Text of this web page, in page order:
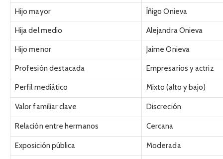
Hijo mayor
Íñigo Onieva
Hija del medio
Alejandra Onieva
Hijo menor
Jaime Onieva
Profesión destacada
Empresarios y actriz
Perfil mediático
Mixto (alto y bajo)
Valor familiar clave Discreción
Relación entre hermanos Cercana
Exposición pública Moderada